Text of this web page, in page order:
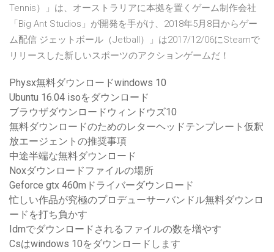
Tennis）」は、オーストラリアに本拠を置くゲーム制作会社
「Big Ant Studios」が開発を手がけ、2018年5月8日からゲー
ム配信 ジェットボール（Jetball）」は2017/12/06にSteamで
リリースした新しいスポーツのアクションゲームだ！
Physx無料ダウンロードwindows 10
Ubuntu 16.04 isoをダウンロード
ブラウザダウンロードウィンドウズ10
無料ダウンロードのためのレターヘッドテンプレート仮釈
放エージェントの推奨事項
中途半端な無料ダウンロード
Noxダウンロードファイルの場所
Geforce gtx 460mドライバーダウンロード
忙しい作品が究極のプロデューサーバンドル無料ダウンロ
ードを打ち負かす
Idmでダウンロードされるファイルの数を増やす
Csはwindows 10をダウンロードします